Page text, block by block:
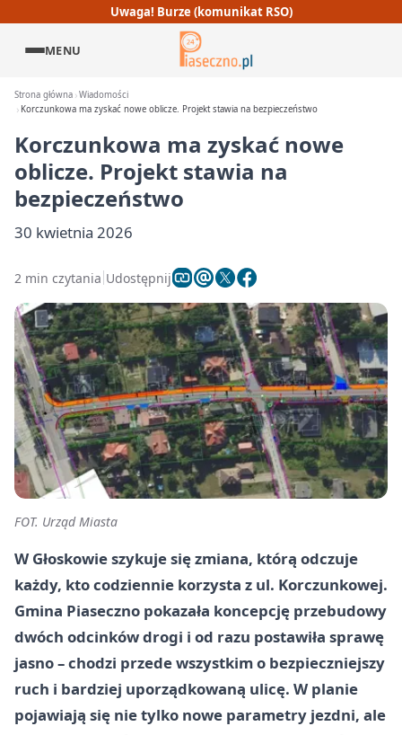
Uwaga! Burze (komunikat RSO)
MENU
Strona główna Wiadomości
Korczunkowa ma zyskać nowe oblicze. Projekt stawia na bezpieczeństwo
Korczunkowa ma zyskać nowe
oblicze. Projekt stawia na
bezpieczeństwo
30 kwietnia 2026
2 min czytania Udostępnij
FOT. Urząd Miasta
W Głoskowie szykuje się zmiana, którą odczuje
każdy, kto codziennie korzysta z ul. Korczunkowej.
Gmina Piaseczno pokazała koncepcję przebudowy
dwóch odcinków drogi i od razu postawiła sprawę
jasno – chodzi przede wszystkim o bezpieczniejszy
ruch i bardziej uporządkowaną ulicę. W planie
pojawiają się nie tylko nowe parametry jezdni, ale